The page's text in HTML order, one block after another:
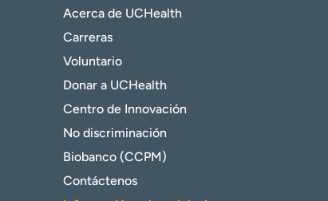
Acerca de UCHealth
Carreras
Voluntario
Donar a UCHealth
Centro de Innovación
No discriminación
Biobanco (CCPM)
Contáctenos